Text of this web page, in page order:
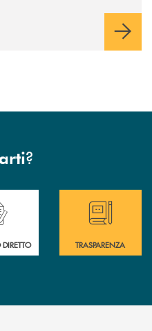
?
di assistenza immediata ?
Hai bisogno di
TRASPARENZA